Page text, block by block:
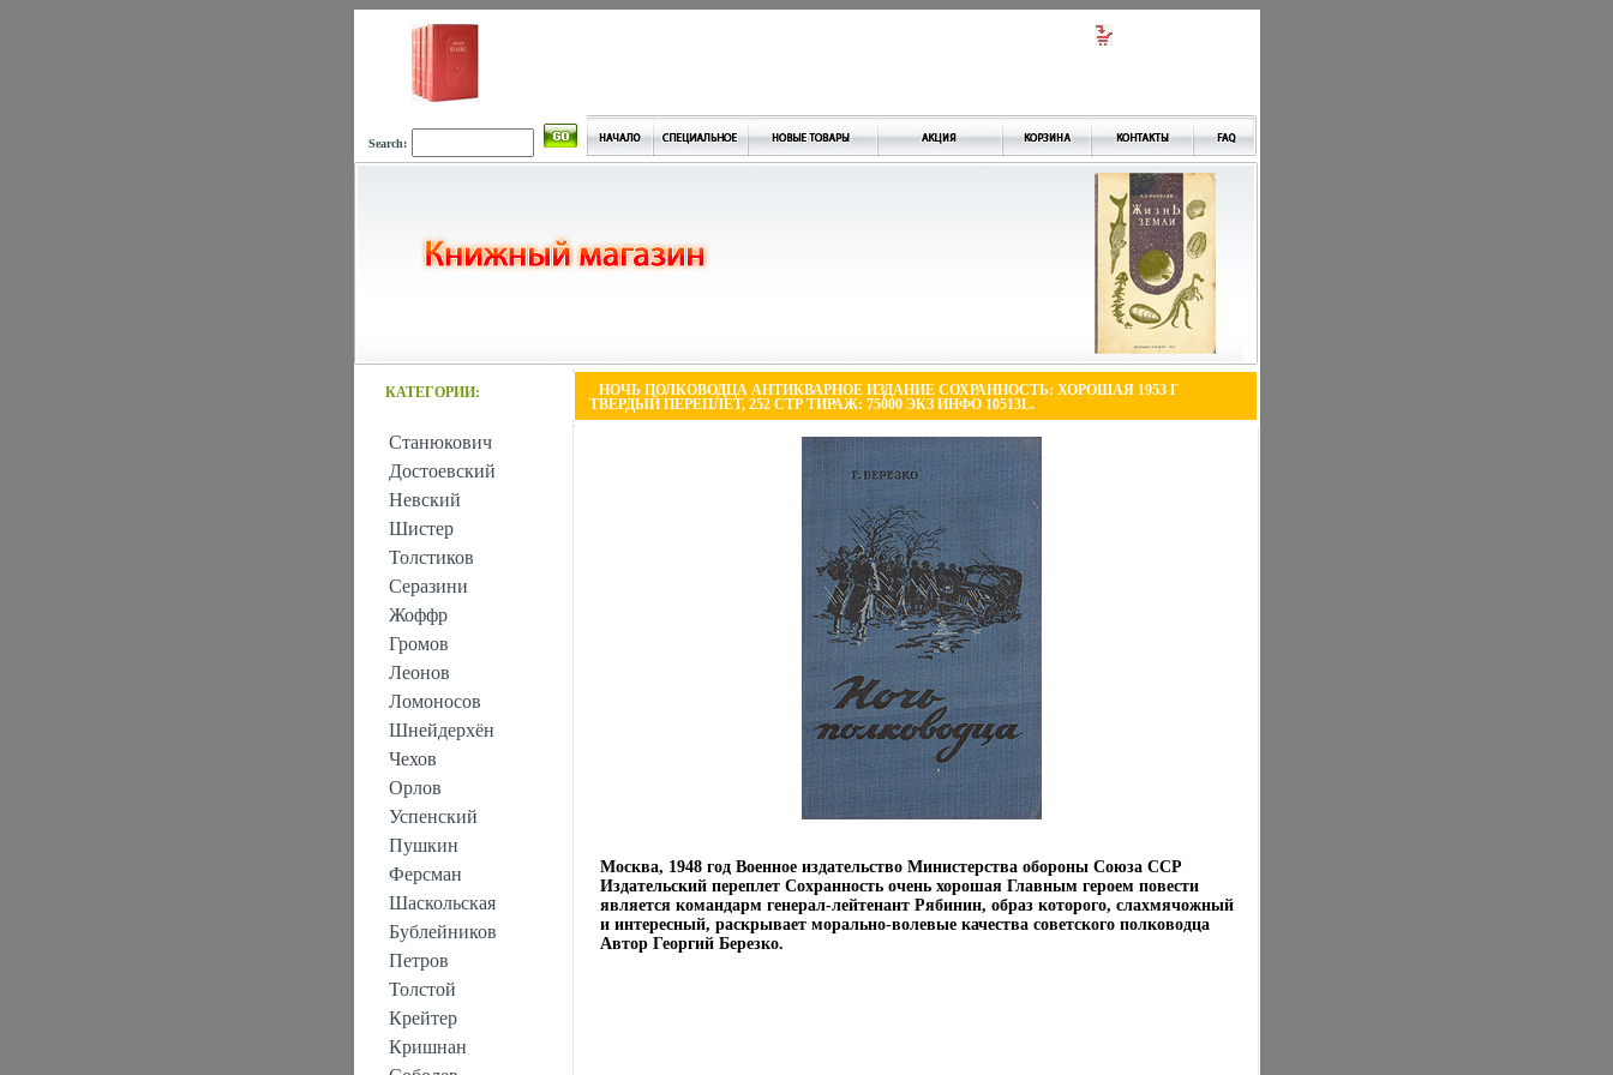
Search:
КАТЕГОРИИ:
Станюкович
Достоевский
Невский
Шистер
Толстиков
Серазини
Жоффр
Громов
Леонов
Ломоносов
Шнейдерхён
Чехов
Орлов
Успенский
Пушкин
Ферсман
Шаскольская
Бублейников
Петров
Толстой
Крейтер
Кришнан
НОЧЬ ПОЛКОВОДЦА АНТИКВАРНОЕ ИЗДАНИЕ СОХРАННОСТЬ: ХОРОШАЯ 1953 Г
ТВЕРДЫЙ ПЕРЕПЛЕТ, 252 СТР ТИРАЖ: 75000 ЭКЗ ИНФО 10513L.
Москва, 1948 год Военное издательство Министерства обороны Союза ССР
Издательский переплет Сохранность очень хорошая Главным героем повести
является командарм генерал-лейтенант Рябинин, образ которого, слахмячожный
и интересный, раскрывает морально-волевые качества советского полководца
Автор Георгий Березко.